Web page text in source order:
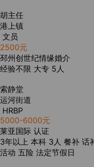
胡主任
港上镇
文员
2500元
邳州创世纪情缘婚介
经验不限 大专 5人
索静堂
运河街道
HRBP
5000-6000元
莱亚国际 认证
3年以上 本科 3人 餐补 话
活动 五险 法定节假日